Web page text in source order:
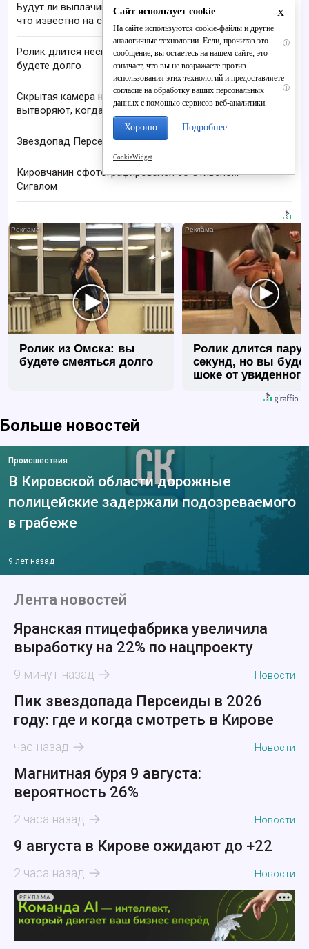
Будут ли выплачивать 13-ю пенсию в 2026 году:
что известно на сегодня
i
Ролик длится несколько секунд, а смеяться вы
будете долго
i
Скрытая камера на пляже Крыма: Что люди
вытворяют, когда их не видят...
Звездопад Персеиды увидят в Кирове 12 августа
Кировчанин сфотографировался со Стивеном
Сигалом
i
Ролик из Омска: вы
будете смеяться долго
Ролик длится пару
секунд, но вы
шоке от увиденного
Больше новостей
Происшествия
В Кировской области дорожные
полицейские задержали подозреваемого
в грабеже
9 лет назад
Лента новостей
Яранская птицефабрика увеличила
выработку на 22% по нацпроекту
9 минут назад Новости
Пик звездопада Персеиды в 2026
году: где и когда смотреть в Кирове
час назад Новости
Магнитная буря 9 августа:
вероятность 26%
2 часа назад Новости
9 августа в Кирове ожидают до +22
2 часа назад Новости
РЕКЛАМА
x
Сайт использует cookie
На сайте используются cookie-файлы и другие
аналогичные технологии. Если, прочитав это
сообщение, вы остаетесь на нашем сайте, это
означает, что вы не возражаете против
использования этих технологий и предоставляете
согласие на обработку ваших персональных
данных с помощью сервисов веб-аналитики.
Хорошо Подробнее
CookieWidget